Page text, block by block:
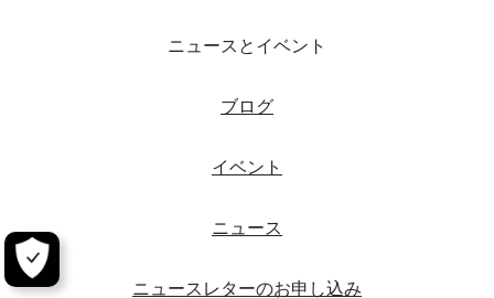
ニュースとイベント
ブログ
イベント
ニュース
ニュースレターのお申し込み